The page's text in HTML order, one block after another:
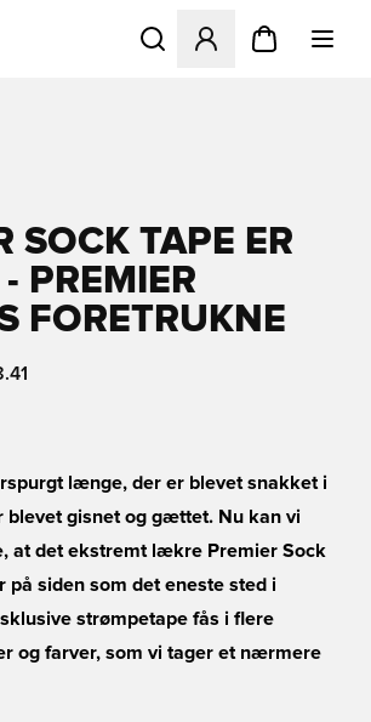
Åbner en Modal til at
SOCK TAPE ER
PREMIER
FORETRUKNE
længe, der er blevet snakket i
blevet gisnet og gættet. Nu kan vi
at det ekstremt lækre Premier Sock
på siden som det eneste sted i
strømpetape fås i flere
og farver, som vi tager et nærmere